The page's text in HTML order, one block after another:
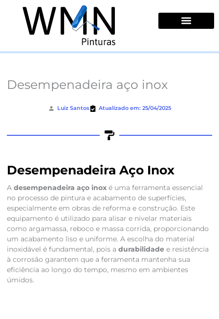
conteúdo
Desempenadeira aço inox
Luiz Santos Atualizado em: 25/04/2025
Desempenadeira Aço Inox
A desempenadeira aço inoxé uma ferramenta essencial
no processo de pintura e acabamento de superfícies,
especialmente em obras de reforma e construção. Este
equipamento é utilizado para alisar e nivelar materiais
como argamassa, reboco e massa corrida, proporcionando
um acabamento liso e uniforme. A escolha do material
inoxidável é fundamental, pois a durabilidadee resistência
à corrosão garantem que a ferramenta mantenha sua
eficiência ao longo do tempo, mesmo em ambientes
úmidos.